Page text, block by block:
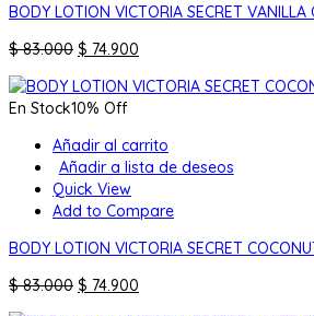
BODY LOTION VICTORIA SECRET
$83.000 El
original
era:
$ 83.000.
$ 74.900
actual
$ 74.900.
En Stock10% Off
Añadir al carrito
Añadir a lista de deseos
Quick View
Add to Compare
BODY LOTION VICTORIA SECRET
$83.000 El
$ 74.900